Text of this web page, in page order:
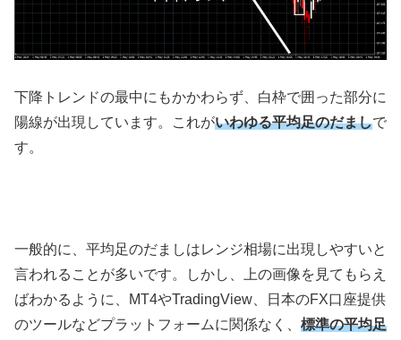
下降トレンドの最中にもかかわらず、白枠で囲った部分に
陽線が出現しています。これがいわゆる平均足のだましで
す。
一般的に、平均足のだましはレンジ相場に出現しやすいと
言われることが多いです。しかし、上の画像を見てもらえ
ばわかるように、
MT4やTradingView 、日本のFX口座提供
のツールなどプラットフォームに関係なく、 標準の平均足